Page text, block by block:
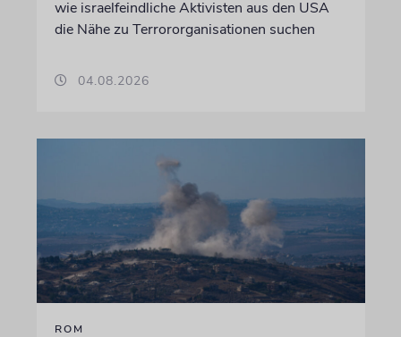
wie israelfeindliche Aktivisten aus den USA
die Nähe zu Terrororganisationen suchen
04.08.2026
ROM